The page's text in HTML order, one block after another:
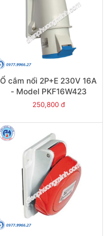
Ổ cắm nổi 2P+E 230V 16A
- Model PKF16W423
250,800 đ